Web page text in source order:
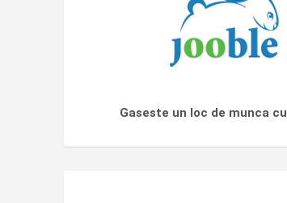
Gaseste un loc de munca cu